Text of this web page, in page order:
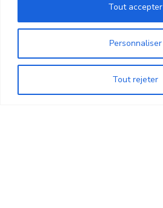
Personnaliser
Tout rejeter
Tout accepter